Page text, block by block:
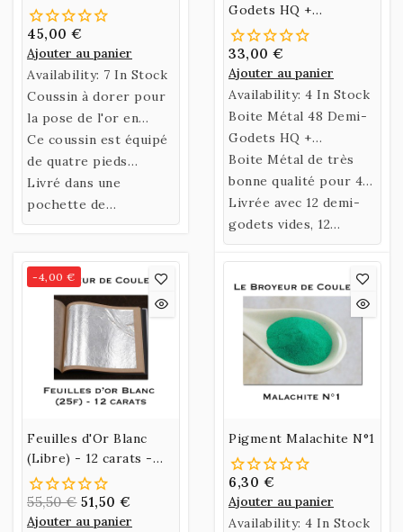
45,00 €
Ajouter au panier
Availability: 7 In Stock
Coussin à dorer pour
la pose de l'or en
feuille - 25,5 cm X 18,5
cm
Ce coussin est équipé
de quatre pieds
antidérapants pour
une utilisation sur
table.
Livré dans une
pochette de
transport.
Godets HQ +
Accessoires
33,00 €
Ajouter au panier
Availability: 4 In Stock
Boite Métal 48 Demi-
Godets HQ +
Accessoires
Boite Métal de très
bonne qualité pour 48
demi-godets ou 24
godets
Livrée avec 12 demi-
godets vides, 12
bouchons et système
de blocage de
bouchons en PMMA /
feutrine
-4,00 €
Feuilles d'Or Blanc
(Libre) - 12 carats -
Carnet de 25 feuilles
55,50 € 51,50 €
Ajouter au panier
Pigment Malachite N°1
6,30 €
Ajouter au panier
Availability: 4 In Stock